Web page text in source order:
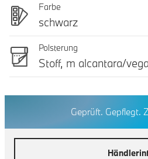
Farbe
schwarz
Polsterung
Stoff, m alcantara/
Geprüft. Gepflegt.